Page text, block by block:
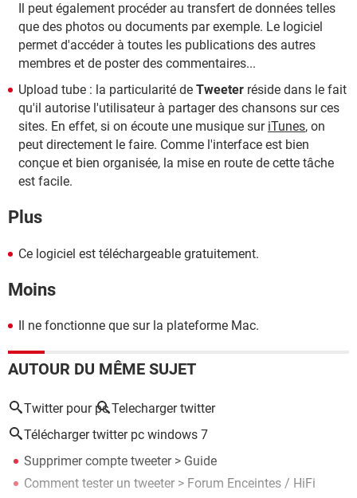
Il peut également procéder au transfert de données telles
que des photos ou documents par exemple. Le logiciel
permet d'accéder à toutes les publications des autres
membres et de poster des commentaires...
Upload tube : la particularité de Tweeter réside dans le fait
qu'il autorise l'utilisateur à partager des chansons sur ces
sites. En effet, si on écoute une musique sur iTunes, on
peut directement le faire. Comme l'interface est bien
conçue et bien organisée, la mise en route de cette tâche
est facile.
Plus
Ce logiciel est téléchargeable gratuitement.
Moins
Il ne fonctionne que sur la plateforme Mac.
AUTOUR DU MÊME SUJET
Twitter pour pc Telecharger twitter
Télécharger twitter pc windows 7
Supprimer compte tweeter> Guide
Comment tester un tweeter > Forum Enceintes / HiFi